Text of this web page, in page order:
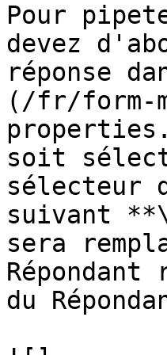
Pour
devez
réponse
(/fr/form-
soit
sélecteur
suivant
sera
du